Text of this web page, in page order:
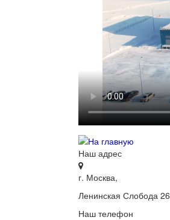
Наш адрес
г. Москва,
Ленинская Слобода 26
Наш телефон